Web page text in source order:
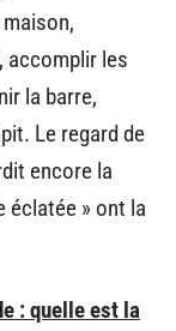
accomplir les
la barre,
Le regard de
encore la
éclatée » ont la
: quelle est la